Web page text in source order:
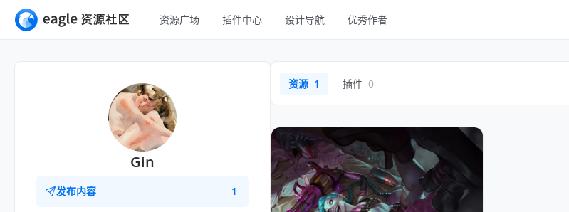
资源广场
移动 UI
交互动效
H5
网页插画
横幅
UI Kits
图库
字体
其他
插件中心 设计导航 优秀作者
Gin
发布内容 1
资源 1 插件 0